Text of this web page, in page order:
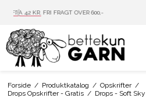
PERSONLIG SERVICE
Forside / Produktkatalog / Opskrifter /
Drops Opskrifter - Gratis / Drops - Soft Sky